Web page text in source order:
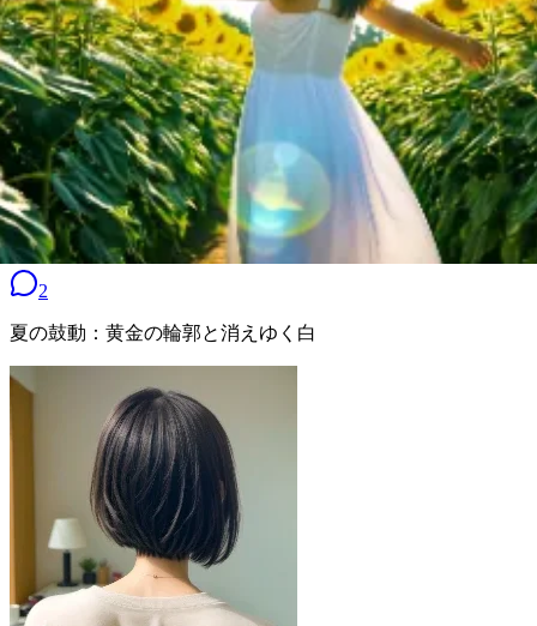
2
夏の鼓動：黄金の輪郭と消えゆく白